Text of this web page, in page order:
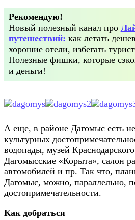
Рекомендую!
Новый полезный канал про
путешествий: как летать
хорошие отели, избегать
Полезные фишки, которые
и деньги!
А еще, в районе Дагомыс есть
культурных
водопады, музей
Дагомысские «Корыта», салон
автомобилей и пр. Так что,
Дагомыс, можно, параллельно,
достопримечательности.
Как добраться